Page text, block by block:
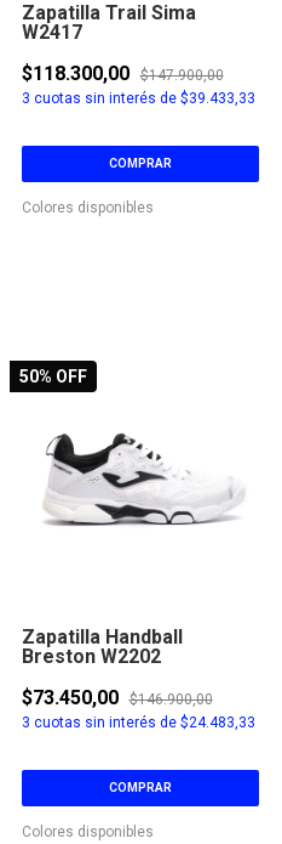
Zapatilla Trail Sima
W2417
$118.300,00
$147.900,00
3 cuotas sin interés de $39.433,33
COMPRAR
Colores disponibles
50% OFF
Zapatilla Handball
Breston W2202
$73.450,00
$146.900,00
3 cuotas sin interés de $24.483,33
COMPRAR
Colores disponibles